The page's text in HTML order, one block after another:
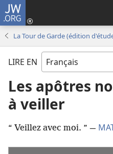
JW.ORG
La Tour de Garde (édition
LIRE EN
Les apôtres
à veiller
“ Veillez avec moi. ” —